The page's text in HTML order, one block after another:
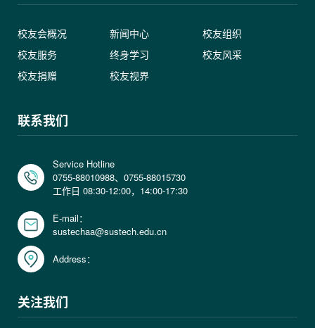
校友会概况 新闻中心
校友组织
校友服务
终身学习
校友风采
校友捐赠
校友视界
联系我们
Service Hotline
0755-88010988、0755-88015730
工作日 08:30-12:00，14:00-17:30
E-mail：
sustechaa@sustech.edu.cn
Address：
关注我们